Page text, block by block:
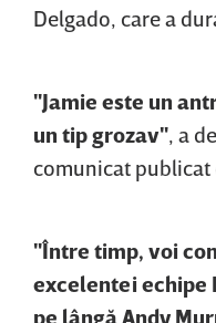
Delgado, care a
"Jamie este un
un tip grozav", a
comunicat publicat
"Între timp, voi
excelentei echipe
pe lângă Andy